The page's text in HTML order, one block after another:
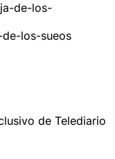
los-sueos
de Telediario